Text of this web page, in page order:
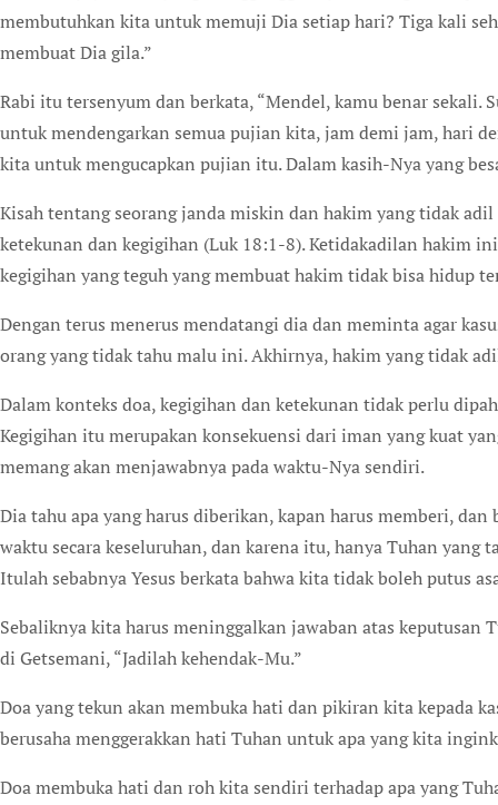
membutuhkan kita untuk memuji Dia setiap hari? Tiga kali
membuat Dia gila.”
Rabi itu tersenyum dan berkata, “Mendel, kamu benar sekali.
untuk mendengarkan semua pujian kita, jam demi jam, hari
kita untuk mengucapkan pujian itu. Dalam kasih-Nya yang
Kisah tentang seorang janda miskin dan hakim yang tidak
ketekunan dan kegigihan (Luk 18:1-8). Ketidakadilan hakim
kegigihan yang teguh yang membuat hakim tidak bisa hidup
Dengan terus menerus mendatangi dia dan meminta agar
orang yang tidak tahu malu ini. Akhirnya, hakim yang tidak
Dalam konteks doa, kegigihan dan ketekunan tidak perlu
Kegigihan itu merupakan konsekuensi dari iman yang kuat
memang akan menjawabnya pada waktu-Nya sendiri.
Dia tahu apa yang harus diberikan, kapan harus memberi,
waktu secara keseluruhan, dan karena itu, hanya Tuhan yang
Itulah sebabnya Yesus berkata bahwa kita tidak boleh putus
Sebaliknya kita harus meninggalkan jawaban atas keputusan
di Getsemani, “Jadilah kehendak-Mu.”
Doa yang tekun akan membuka hati dan pikiran kita kepada
berusaha menggerakkan hati Tuhan untuk apa yang kita
Doa membuka hati dan roh kita sendiri terhadap apa yang